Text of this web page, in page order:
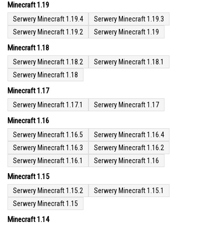
Minecraft 1.19
Serwery Minecraft 1.19.4
Serwery Minecraft 1.19.3
Serwery Minecraft 1.19.2
Serwery Minecraft 1.19
Minecraft 1.18
Serwery Minecraft 1.18.2
Serwery Minecraft 1.18.1
Serwery Minecraft 1.18
Minecraft 1.17
Serwery Minecraft 1.17.1 Serwery Minecraft 1.17
Minecraft 1.16
Serwery Minecraft 1.16.5
Serwery Minecraft 1.16.4
Serwery Minecraft 1.16.3
Serwery Minecraft 1.16.2
Serwery Minecraft 1.16.1
Serwery Minecraft 1.16
Minecraft 1.15
Serwery Minecraft 1.15.2
Serwery Minecraft 1.15.1
Serwery Minecraft 1.15
Minecraft 1.14